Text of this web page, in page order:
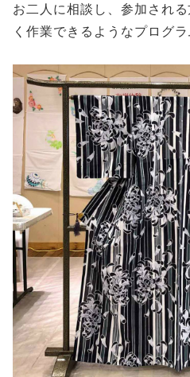
お二人に相談し、参加され
く作業できるようなプログラ